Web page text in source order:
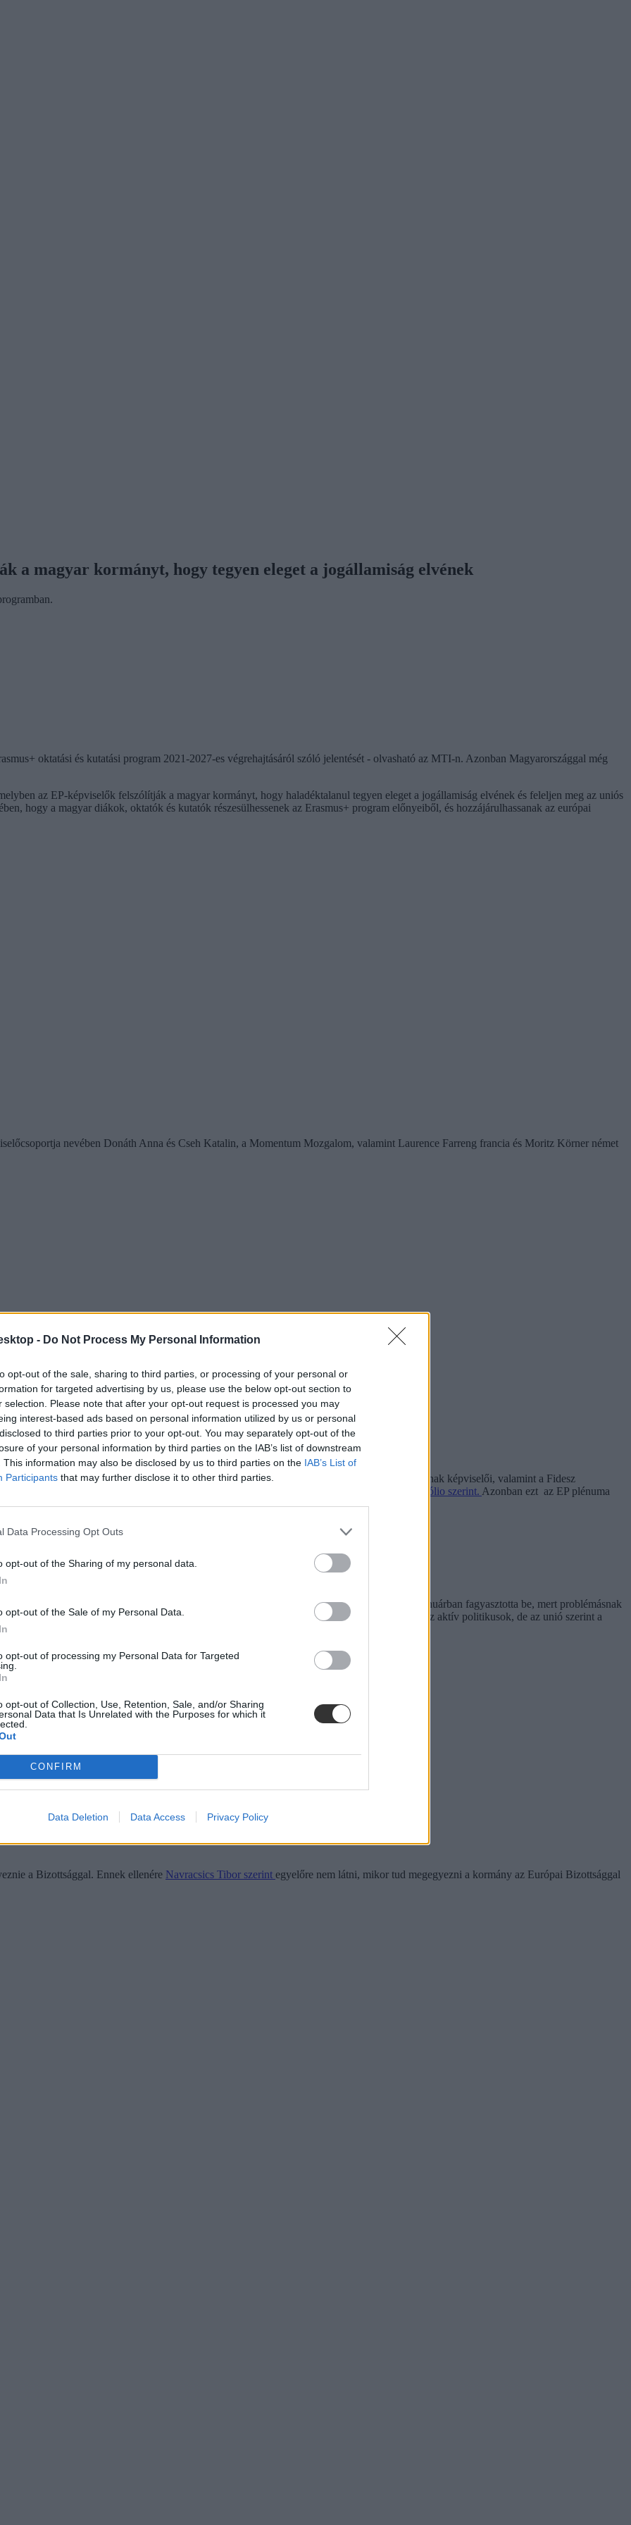
- Do Not Process My Personal Information
opt-out of the sale, sharing to third parties, or processing of your personal or
for targeted advertising by us, please use the below opt-out section to
selection. Please note that after your opt-out request is processed you may
interest-based ads based on personal information utilized by us or personal
to third parties prior to your opt-out. You may separately opt-out of the
of your personal information by third parties on the IAB’s list of downstream
This information may also be disclosed by us to third parties on the IAB’s List of
Participants that may further disclose it to other third parties.
Data Processing Opt Outs
opt-out of the Sharing of my personal data.
opt-out of the Sale of my Personal Data.
opt-out of processing my Personal Data for Targeted
opt-out of Collection, Use, Retention, Sale, and/or Sharing
Data that Is Unrelated with the Purposes for which it
CONFIRM
Data Deletion Data Access Privacy Policy
a magyar kormányt, hogy tegyen eleget a jogállamiság elvének
oktatási és kutatási program 2021-2027-es végrehajtásáról szóló jelentését - olvasható az MTI-n. Azonban Magyarországgal még
az EP-képviselők felszólítják a magyar kormányt, hogy haladéktalanul tegyen eleget a jogállamiság elvének és feleljen meg az uniós
hogy a magyar diákok, oktatók és kutatók részesülhessenek az Erasmus+ program előnyeiből, és hozzájárulhassanak az európai
nevében Donáth Anna és Cseh Katalin, a Momentum Mozgalom, valamint Laurence Farreng francia és Moritz Körner német
és Demokrácia (ID), az Európai Konzervatívok és Reformerek (ECR) képviselőcsoportjainak képviselői, valamint a Fidesz
az Erasmus-program keretében az oktatási források felszabadításáról – a
Portfólio szerint. Azonban ezt az EP plénuma
külföldi csereprogramjainak forrásait az Európai Bizottság összeférhetetlenségre hivatkozva januárban fagyasztotta be, mert problémásnak
a mandátumaik hossza sem volt tisztán meghatározva. Azóta a kuratóriumokból távoztak az aktív politikusok, de az unió szerint a
a Bizottsággal. Ennek ellenére Navracsics Tibor szerint egyelőre nem látni, mikor tud megegyezni a kormány az Európai Bizottsággal